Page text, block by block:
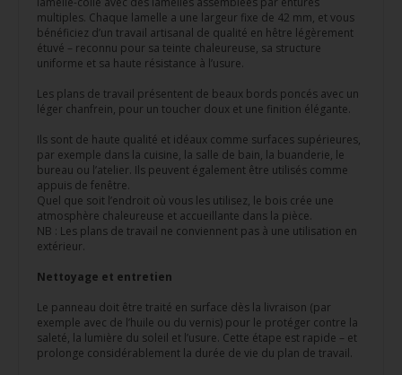
multiples. Chaque lamelle a une largeur fixe de 42 mm, et vous
bénéficiez d’un travail artisanal de qualité en hêtre légèrement
étuvé – reconnu pour sa teinte chaleureuse, sa structure
uniforme et sa haute résistance à l’usure.
Les plans de travail présentent de beaux bords poncés avec un
léger chanfrein, pour un toucher doux et une finition élégante.
Ils sont de haute qualité et idéaux comme surfaces supérieures,
par exemple dans la cuisine, la salle de bain, la buanderie, le
bureau ou l’atelier. Ils peuvent également être utilisés comme
appuis de fenêtre.
Quel que soit l’endroit où vous les utilisez, le bois crée une
atmosphère chaleureuse et accueillante dans la pièce.
NB : Les plans de travail ne conviennent pas à une utilisation en
extérieur.
Nettoyage et entretien
Le panneau doit être traité en surface dès la livraison (par
exemple avec de l’huile ou du vernis) pour le protéger contre la
saleté, la lumière du soleil et l’usure. Cette étape est rapide – et
prolonge considérablement la durée de vie du plan de travail.